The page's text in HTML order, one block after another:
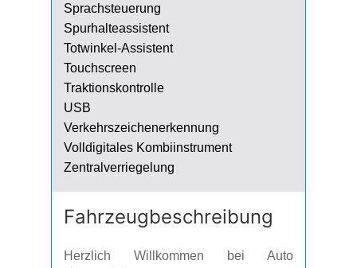
Sprachsteuerung
Spurhalteassistent
Totwinkel-Assistent
Touchscreen
Traktionskontrolle
USB
Verkehrszeichenerkennung
Volldigitales Kombiinstrument
Zentralverriegelung
Fahrzeug­beschreibung
Herzlich Willkommen bei Auto